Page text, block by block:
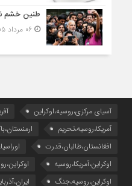
طنین خشم
۰۶ مرداد ۱۴۰۵ - ۱۲:۴۲
آسیای مرکزی،روسیه،اوکراین
آمریکا،روسیه،تحریم
افغانستان،طالبان،قدرت
اوکراین،آمریکا،روسیه
اوکراین،روسیه،جنگ